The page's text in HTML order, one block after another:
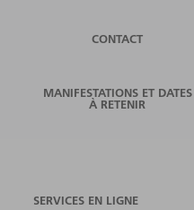
CONTACT
MANIFESTATIONS ET DATES
À RETENIR
SERVICES EN LIGNE